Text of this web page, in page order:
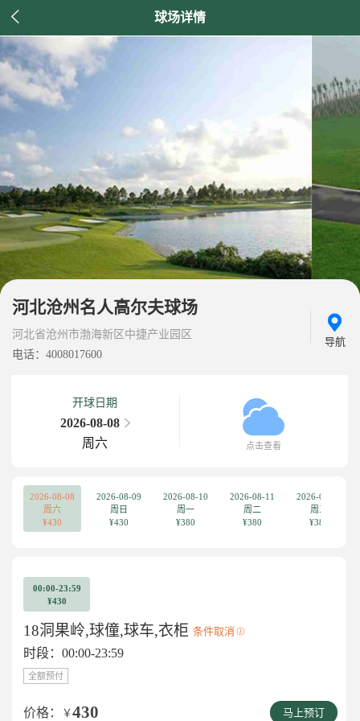
 球场详情
河北沧州名人高尔夫球场
河北省沧州市渤海新区中捷产业园区
电话：4008017600
导航
开球日期
2026-08-08
周六
点击查看
2026-08-08
周六
¥430
2026-08-09
周日
¥430
2026-08-10
周一
¥380
2026-08-11
周二
¥380
2026-08-12
周三
¥380
00:00-23:59
¥430
18洞果岭,球僮,球车,衣柜 条件取消
时段：00:00-23:59
全额预付
价格： ￥430 马上预订